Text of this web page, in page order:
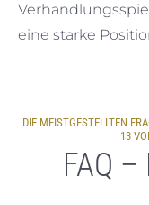
eine starke
DIE MEISTGESTELLTEN
13
FAQ